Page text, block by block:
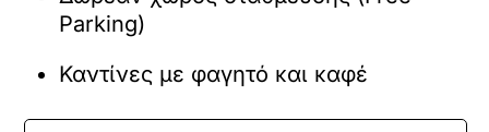
Parking)
Καντίνες με φαγητό και καφέ